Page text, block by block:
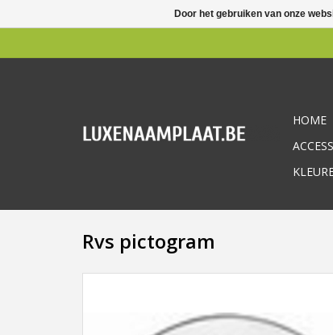
HOME
Rvs pictogram
Door het gebruiken van onze